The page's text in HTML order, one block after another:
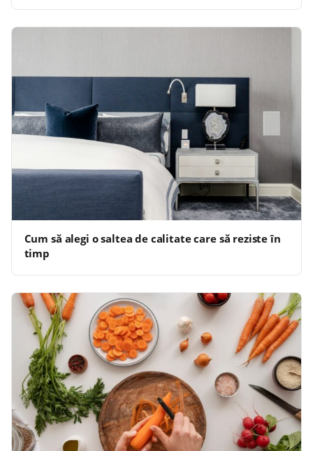
Cum să alegi o saltea de calitate care să reziste în
timp